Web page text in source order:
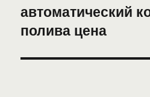
Следующая
запись:
автоматический
полива цена